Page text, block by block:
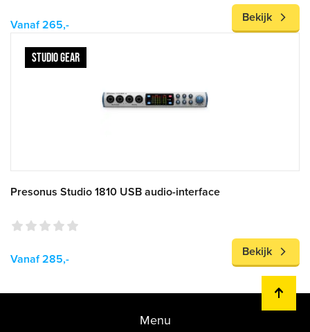
Vanaf 265,-
Bekijk
STUDIO GEAR
Presonus Studio 1810 USB audio-interface
Vanaf 285,-
Bekijk
Menu